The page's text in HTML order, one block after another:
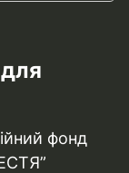
фонд